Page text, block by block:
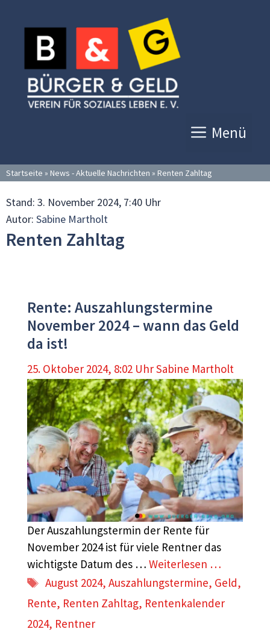
Inhalt
springen
Menü
Startseite » News - Aktuelle Nachrichten » Renten Zahltag
Stand: 3. November 2024, 7:40 Uhr
Autor: Sabine Martholt
Renten Zahltag
Rente: Auszahlungstermine
November 2024 – wann das Geld
da ist!
25. Oktober 2024, 8:02 UhrSabine Martholt
Der Auszahlungstermin der Rente für
November 2024 ist für viele Rentner das
wichtigste Datum des … Weiterlesen …
Schlagwörter
August 2024,Auszahlungstermine, Geld,
Rente, Renten Zahltag, Rentenkalender
2024, Rentner